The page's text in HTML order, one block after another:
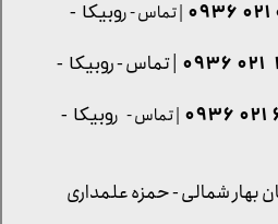
| تماس - روبیکا -
بهار شمالی - حمزه علمداری
| تماس - روبیکا -
| تماس - روبیکا -